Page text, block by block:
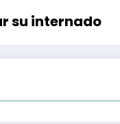
su internado